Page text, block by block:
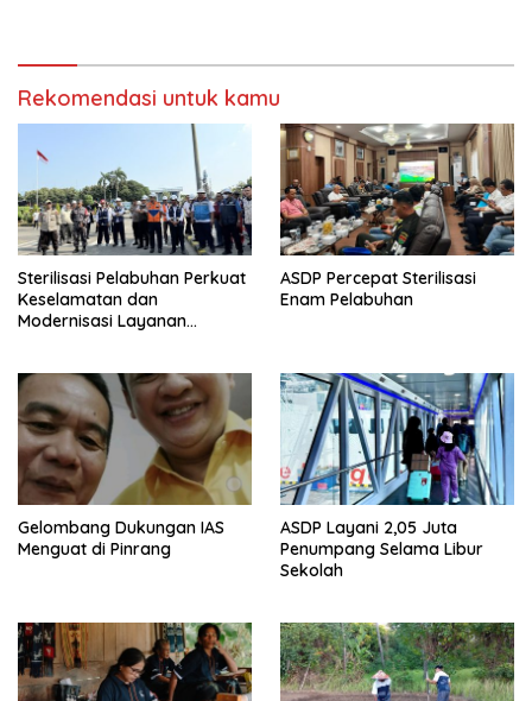
Rekomendasi untuk kamu
Sterilisasi Pelabuhan Perkuat
Keselamatan dan
Modernisasi Layanan
ASDP Percepat Sterilisasi
Enam Pelabuhan
Gelombang Dukungan IAS
Menguat di Pinrang
ASDP Layani 2,05 Juta
Penumpang Selama Libur
Sekolah